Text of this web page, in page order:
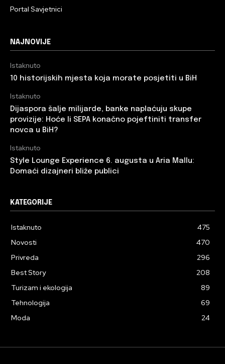
Portal Savjetnici
NAJNOVIJE
Istaknuto
10 historijskih mjesta koja morate posjetiti u BiH
Istaknuto
Dijaspora šalje milijarde, banke naplaćuju skupe
provizije: Hoće li SEPA konačno pojeftiniti transfer
novca u BiH?
Istaknuto
Style Lounge Experience 6. augusta u Aria Mallu:
Domaći dizajneri bliže publici
KATEGORIJE
Istaknuto
475
Novosti
470
Privreda
296
Best Story
208
Turizam i ekologija
89
Tehnologija
69
Moda
24